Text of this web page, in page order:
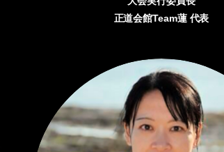
正道会館Team蓮 代表